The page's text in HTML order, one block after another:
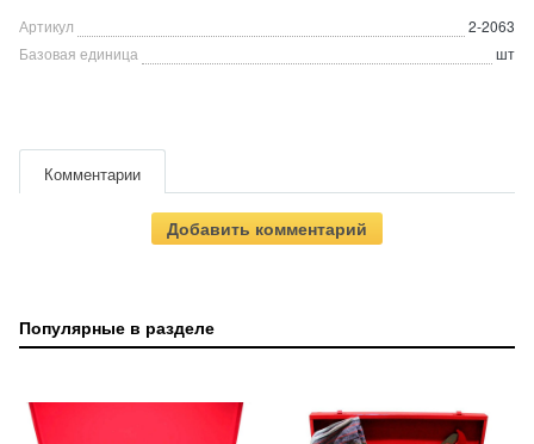
Артикул
2-2063
Базовая единица
шт
Комментарии
Добавить комментарий
Популярные в разделе